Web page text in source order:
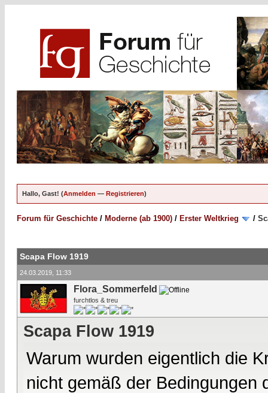
Hallo, Gast! (Anmelden — Registrieren)
Forum für Geschichte / Moderne (ab 1900) / Erster Weltkrieg /
Scapa Flow 1919
24.03.2019, 11:33
Flora_Sommerfeld
furchtlos & treu
Scapa Flow 1919
Warum wurden eigentlich die
nicht gemäß der Bedingungen